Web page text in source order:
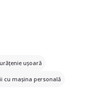
ușoară
cu mașina personală